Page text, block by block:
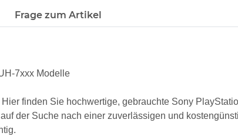
Frage zum Artikel
7xxx Modelle
finden Sie hochwertige, gebrauchte Sony
der Suche nach einer zuverlässigen und